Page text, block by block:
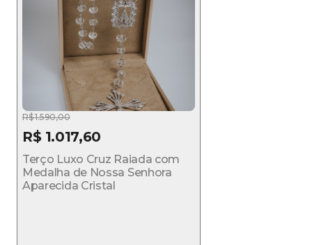
R$ 1.590,00
R$ 1.017,60
Terço Luxo Cruz Raiada com
Medalha de Nossa Senhora
Aparecida Cristal